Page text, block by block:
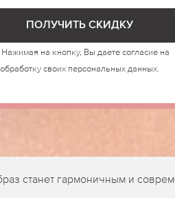
на кнопку, Вы даете согласие на
обработку своих персональных данных.
станет гармоничным и